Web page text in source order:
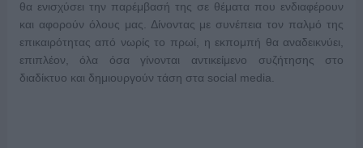
θα ενισχύσει την παρέμβασή της σε θέματα που ενδιαφέρουν
και αφορούν όλους μας. Δίνοντας με συνέπεια τον παλμό της
επικαιρότητας από νωρίς το πρωί, η εκπομπή θα αναδεικνύει,
επιπλέον, όλα όσα γίνονται αντικείμενο συζήτησης στο
διαδίκτυο και δημιουργούν τάση στα social media.